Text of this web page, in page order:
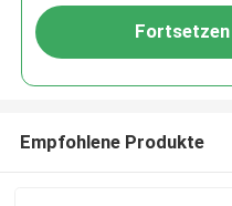
Fortsetzen
Empfohlene Produkte